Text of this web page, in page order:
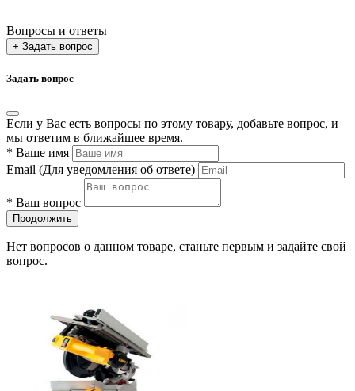
Вопросы и ответы
+ Задать вопрос
Задать вопрос
Если у Вас есть вопросы по этому товару, добавьте вопрос, и
мы ответим в ближайшее время.
* Ваше имя
Email (Для уведомления об ответе)
* Ваш вопрос
Продолжить
Нет вопросов о данном товаре, станьте первым и задайте свой
вопрос.